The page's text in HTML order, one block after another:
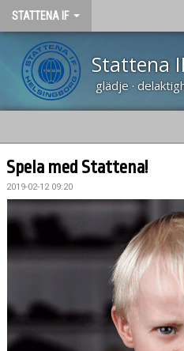
STATTENA IF
Stattena
glädje ·
HEM
NYHETER
TRÄNARUTBILDNING SVFF D
OM KLUBBEN
KALENDER
VÅRA LAG
Spela med Stattena!
2019-02-12 09:20